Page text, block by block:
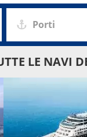
Porti
LE NAVI